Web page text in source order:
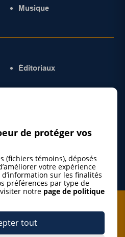
Musique
Éditoriaux
à l'infolettre
de protéger vos
(fichiers témoins), déposés
votre expérience
sur les finalités
préférences par type de
notre page de politique
tout